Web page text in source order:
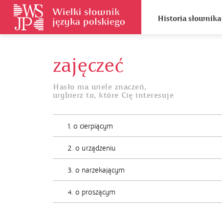
Historia słownika
zajęczeć
Hasło ma wiele znaczeń,
wybierz to, które Cię interesuje
1. o cierpiącym
2. o urządzeniu
3. o narzekającym
4. o proszącym